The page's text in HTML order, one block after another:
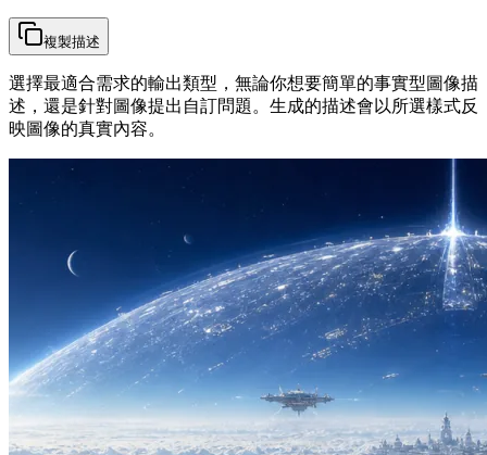
複製描述
選擇最適合需求的輸出類型，無論你想要簡單的事實型圖像描
述，還是針對圖像提出自訂問題。生成的描述會以所選樣式反
映圖像的真實內容。